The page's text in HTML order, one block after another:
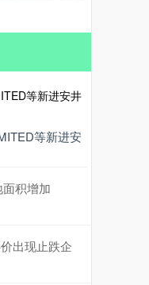
等新进安
积增加
出现止跌企